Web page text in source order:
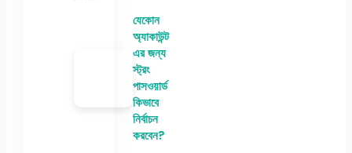
যেকোন
অ্যাকাউন্ট
এর জন্য
স্ট্রং
পাসওয়ার্ড
কিভাবে
নির্বাচন
করবেন?